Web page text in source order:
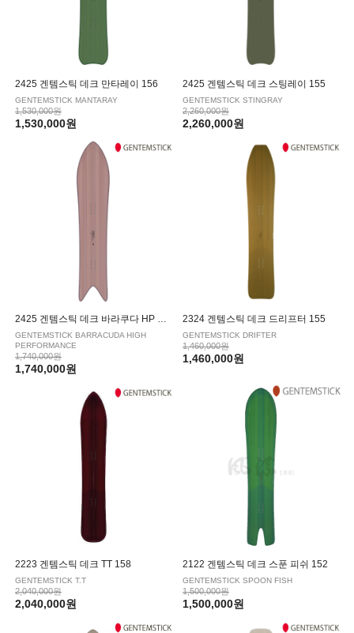
OGASAKA/오가사카 PLUTONIUM/플루토늄
SALOMON/살로몬 SKIATE/스키에이트
YONEX/요넥스 WRX/더블유알엑스
WASD/와드 UKIYO/유키오
2425 겐템스틱 데크 만타레이 156
GENTEMSTICK MANTARAY
1,530,000원
1,530,000원
2425 겐템스틱 데크 스팅레이 155
GENTEMSTICK STINGRAY
2,260,000원
2,260,000원
2425 겐템스틱 데크 바라쿠다 HP 157
GENTEMSTICK BARRACUDA HIGH
PERFORMANCE
1,740,000원
1,740,000원
2324 겐템스틱 데크 드리프터 155
GENTEMSTICK DRIFTER
1,460,000원
1,460,000원
2223 겐템스틱 데크 TT 158
GENTEMSTICK T.T
2,040,000원
2,040,000원
2122 겐템스틱 데크 스푼 피쉬 152
GENTEMSTICK SPOON FISH
1,500,000원
1,500,000원